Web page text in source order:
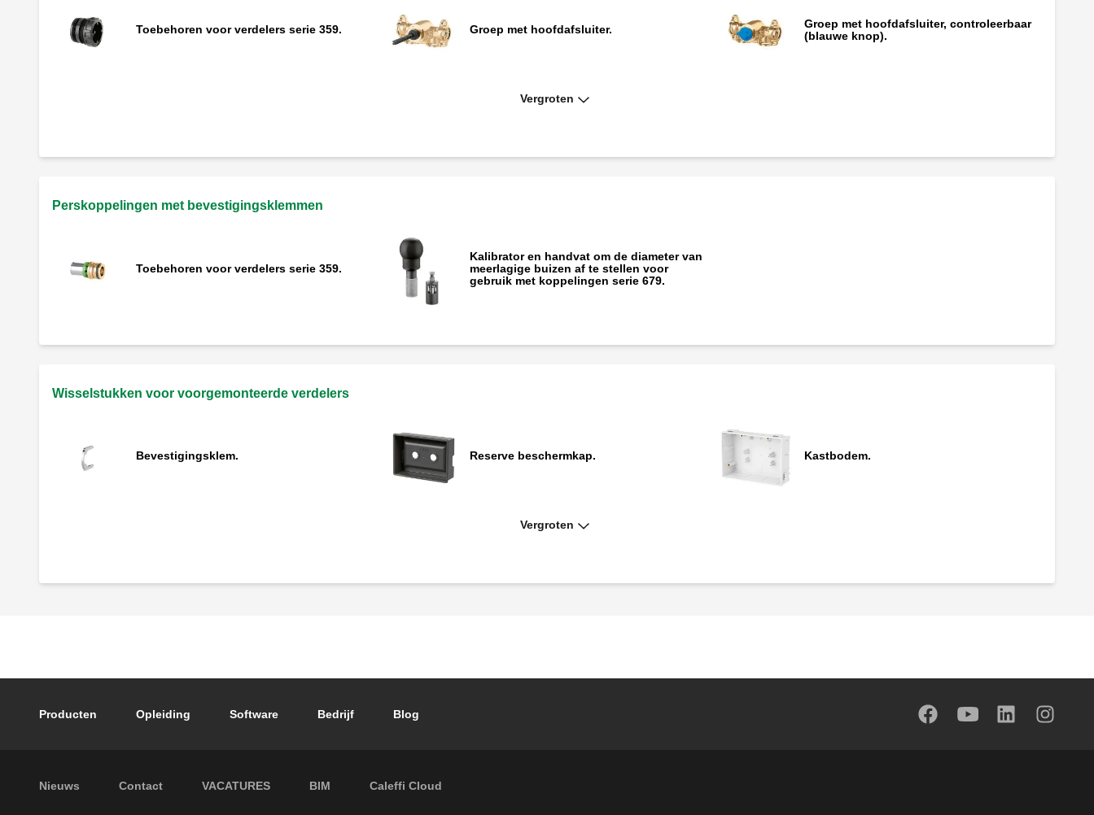
Toebehoren voor verdelers serie 359. Groep met hoofdafsluiter.
Groep met hoofdafsluiter, controleerbaar
(blauwe knop).
Vergroten
Perskoppelingen met bevestigingsklemmen
Toebehoren voor verdelers serie 359.
Kalibrator en handvat om de diameter van
meerlagige buizen af te stellen voor
gebruik met koppelingen serie 679.
Wisselstukken voor voorgemonteerde verdelers
Bevestigingsklem. Reserve beschermkap. Kastbodem.
Verdeler met hoofdafsluiter, controleerbaar
Vergroten
Footer main navigation
Producten Opleiding Software Bedrijf Blog
Footer secondary navigation
Nieuws Contact VACATURES BIM Caleffi Cloud